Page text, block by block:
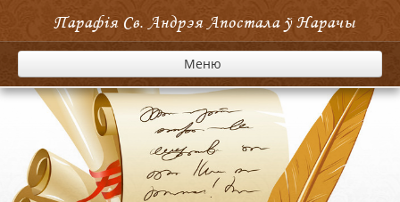
Парафія Cв. Андрэя Апостала ў Нарачы
Меню